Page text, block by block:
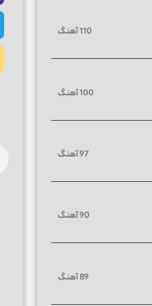
110 آهنگ
100 آهنگ
97 آهنگ
90 آهنگ
89 آهنگ